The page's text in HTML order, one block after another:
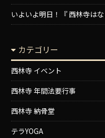
いよいよ明日！『 西林寺は
カテゴリー
西林寺 イベント
西林寺 年間法要行事
西林寺 納骨堂
テラYOGA